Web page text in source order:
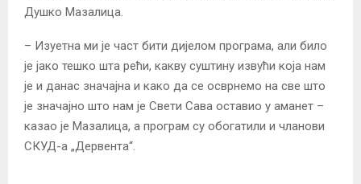
Душко Мазалица.
– Изуетна ми је част бити дијелом програма, али било
је јако тешко шта рећи, какву суштину извући која нам
је и данас значајна и како да се осврнемо на све што
је значајно што нам је Свети Сава оставио у аманет –
казао је Мазалица, а програм су обогатили и чланови
СКУД-а „Дервента“.